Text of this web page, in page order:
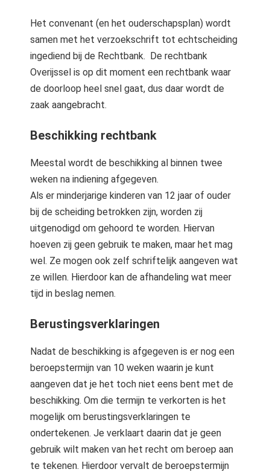
Het convenant (en het ouderschapsplan) wordt
samen met het verzoekschrift tot echtscheiding
ingediend bij de Rechtbank. De rechtbank
Overijssel is op dit moment een rechtbank waar
de doorloop heel snel gaat, dus daar wordt de
zaak aangebracht.
Beschikking rechtbank
Meestal wordt de beschikking al binnen twee
weken na indiening afgegeven.
Als er minderjarige kinderen van 12 jaar of ouder
bij de scheiding betrokken zijn, worden zij
uitgenodigd om gehoord te worden. Hiervan
hoeven zij geen gebruik te maken, maar het mag
wel. Ze mogen ook zelf schriftelijk aangeven wat
ze willen. Hierdoor kan de afhandeling wat meer
tijd in beslag nemen.
Berustingsverklaringen
Nadat de beschikking is afgegeven is er nog een
beroepstermijn van 10 weken waarin je kunt
aangeven dat je het toch niet eens bent met de
beschikking. Om die termijn te verkorten is het
mogelijk om berustingsverklaringen te
ondertekenen. Je verklaart daarin dat je geen
gebruik wilt maken van het recht om beroep aan
te tekenen. Hierdoor vervalt de beroepstermijn